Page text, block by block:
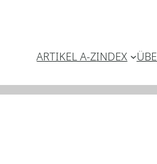
ARTIKEL A-ZINDEX